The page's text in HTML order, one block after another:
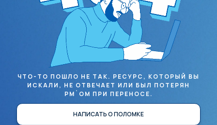
ЧТО-ТО ПОШЛО НЕ ТАК. РЕСУРС, КОТОРЫЙ ВЫ
ИСКАЛИ, НЕ ОТВЕЧАЕТ ИЛИ БЫЛ ПОТЕРЯН
PM`ОМ ПРИ ПЕРЕНОСЕ.
НАПИСАТЬ О ПОЛОМКЕ